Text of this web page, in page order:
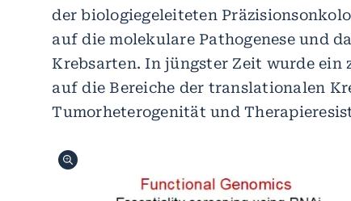
der biologiegeleiteten
auf die molekulare Pathogenese und
Krebsarten. In jüngster Zeit wurde
auf die Bereiche der translationalen
Tumorheterogenität und